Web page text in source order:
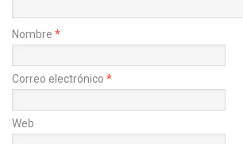
Nombre *
Correo electrónico *
Web